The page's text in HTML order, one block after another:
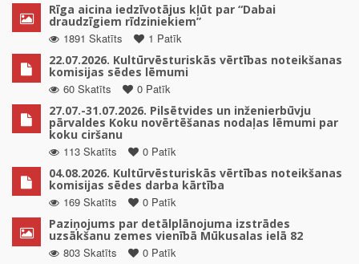
Rīga aicina iedzīvotājus kļūt par “Dabai
draudzīgiem rīdziniekiem”
1891 Skatīts
1 Patīk
22.07.2026. Kultūrvēsturiskās vērtības noteikšanas
komisijas sēdes lēmumi
60 Skatīts
0 Patīk
27.07.-31.07.2026. Pilsētvides un inženierbūvju
pārvaldes Koku novērtēšanas nodaļas lēmumi par
koku ciršanu
113 Skatīts
0 Patīk
04.08.2026. Kultūrvēsturiskās vērtības noteikšanas
komisijas sēdes darba kārtība
169 Skatīts
0 Patīk
Paziņojums par detālplānojuma izstrādes
uzsākšanu zemes vienībā Mūkusalas ielā 82
803 Skatīts
0 Patīk